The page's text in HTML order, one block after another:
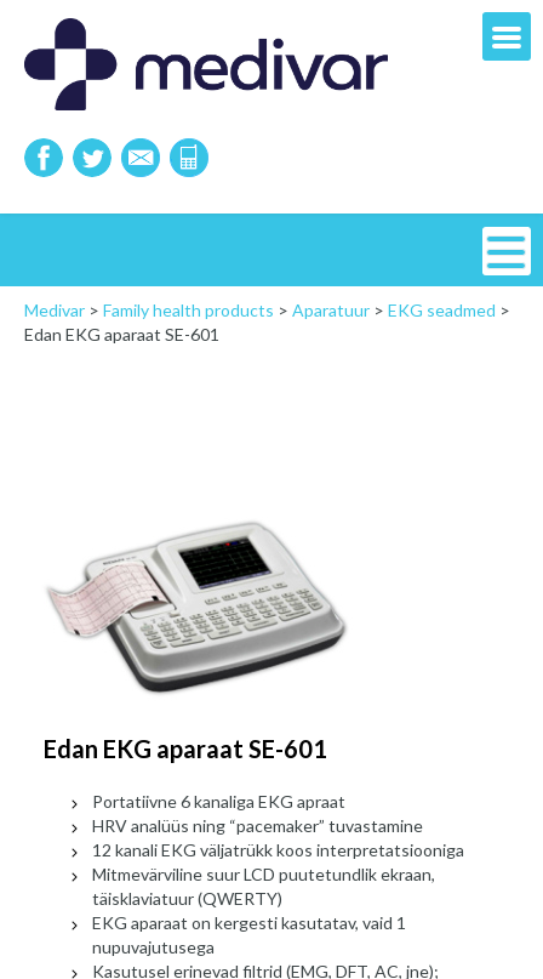
Medivar > Family health products > Aparatuur > EKG seadmed >
Edan EKG aparaat SE-601
Edan EKG aparaat SE-601
Portatiivne 6 kanaliga EKG apraat
HRV analüüs ning “pacemaker” tuvastamine
12 kanali EKG väljatrükk koos interpretatsiooniga
Mitmevärviline suur LCD puutetundlik ekraan,
täisklaviatuur (QWERTY)
EKG aparaat on kergesti kasutatav, vaid 1
nupuvajutusega
Kasutusel erinevad filtrid (EMG, DFT, AC, jne);